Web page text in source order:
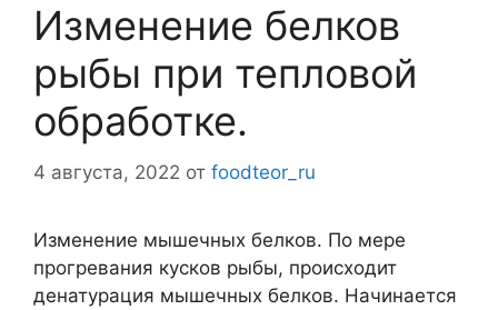
Изменение белков
рыбы при тепловой
обработке.
4 августа, 2022 от foodteor_ru
Изменение мышечных белков. По мере
прогревания кусков рыбы, происходит
денатурация мышечных белков. Начинается